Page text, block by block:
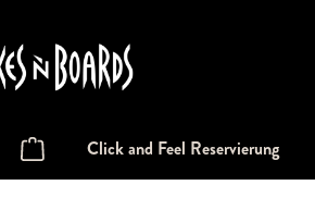
Warenkorb enthält 0 Positionen. Der
Click and Feel Reservierung